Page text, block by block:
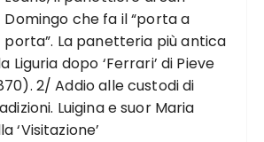
Domingo che fa il “porta a
porta”. La panetteria più antica
Liguria dopo ‘Ferrari’ di Pieve
2/ Addio alle custodi di
Luigina e suor Maria
‘Visitazione’